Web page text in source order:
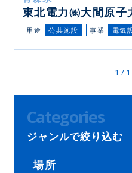
東北電力㈱大間原子
用途 公共施設 事業 電気
1 / 1
Categories
ジャンルで絞り込む
場所